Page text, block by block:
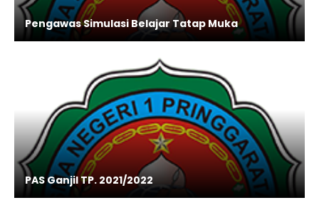
Pengawas Simulasi Belajar Tatap Muka
PAS Ganjil TP. 2021/2022